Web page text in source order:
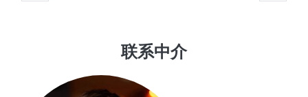
联系中介